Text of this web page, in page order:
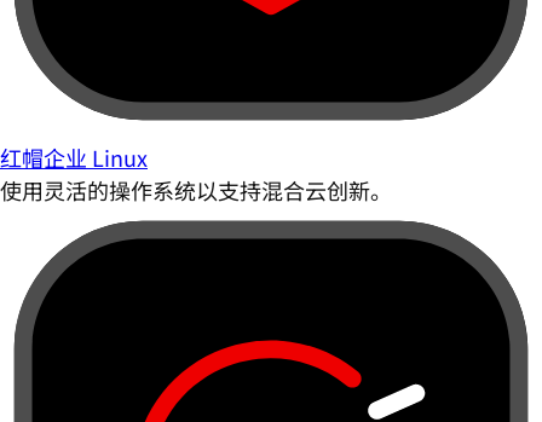
红帽企业 Linux
使用灵活的操作系统以支持混合云创新。